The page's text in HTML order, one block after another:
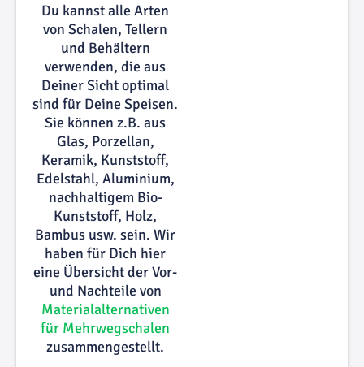
Du kannst alle Arten
von Schalen, Tellern
und Behältern
verwenden, die aus
Deiner Sicht optimal
sind für Deine Speisen.
Sie können z.B. aus
Glas, Porzellan,
Keramik, Kunststoff,
Edelstahl, Aluminium,
nachhaltigem Bio-
Kunststoff, Holz,
Bambus usw. sein. Wir
haben für Dich hier
eine Übersicht der Vor-
und Nachteile von
Materialalternativen
für Mehrwegschalen
zusammengestellt.